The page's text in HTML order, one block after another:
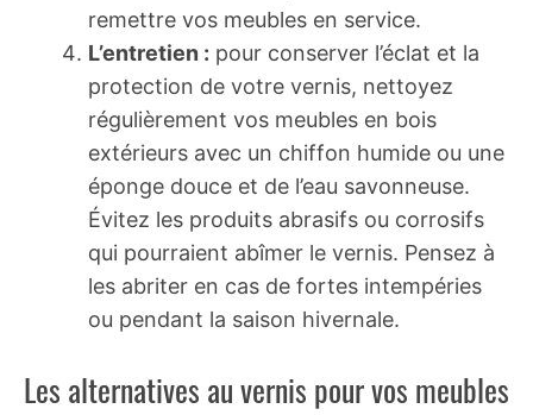
remettre vos meubles en service.
L’entretien : pour conserver l’éclat et la
protection de votre vernis, nettoyez
régulièrement vos meubles en bois
extérieurs avec un chiffon humide ou une
éponge douce et de l’eau savonneuse.
Évitez les produits abrasifs ou corrosifs
qui pourraient abîmer le vernis. Pensez à
les abriter en cas de fortes intempéries
ou pendant la saison hivernale.
Les alternatives au vernis pour vos meubles